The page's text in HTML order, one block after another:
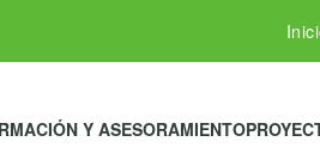
Y ASESORAMIENTO